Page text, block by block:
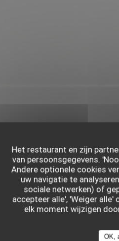
Het restaurant en zijn
van persoonsgegevens.
Andere optionele cookies
uw navigatie te
sociale netwerken) of
accepteer alle', 'Weiger alle'
elk moment wijzigen
OK,